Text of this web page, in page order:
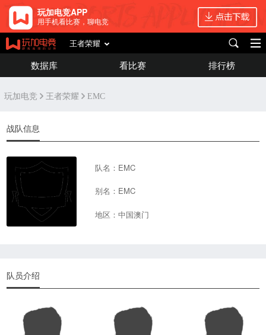
玩加电竞APP
用手机看比赛，聊电竞
王者荣耀
数据库 看比赛 排行榜
玩加电竞 王者荣耀 EMC
战队信息
队名：EMC
别名：EMC
地区：中国澳门
队员介绍